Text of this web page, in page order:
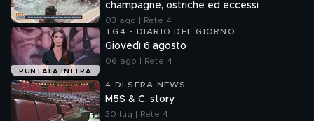
champagne, ostriche ed eccessi
03 ago | Rete 4
PUNTATA INTERA
TG4 - DIARIO DEL GIORNO
Giovedì 6 agosto
06 ago | Rete 4
4 DI SERA NEWS
M5S & C. story
30 lug | Rete 4